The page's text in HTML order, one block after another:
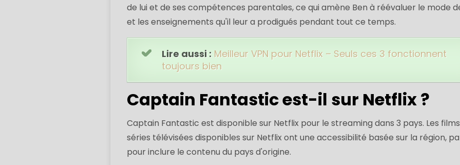
de lui et de ses compétences parentales, ce qui amène Ben à réévaluer le mode
et les enseignements qu'il leur a prodigués pendant tout ce temps.
Lire aussi : Meilleur VPN pour Netflix – Seuls ces 3 fonctionnent
toujours bien
Captain Fantastic est-il sur Netflix ?
Captain Fantastic est disponible sur Netflix pour le streaming dans 3 pays. Les
séries télévisées disponibles sur Netflix ont une accessibilité basée sur la région,
pour inclure le contenu du pays d'origine.